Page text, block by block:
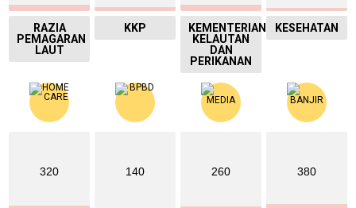
RAZIA
PEMAGARAN
LAUT
KKP
KEMENTERIAN
KELAUTAN
DAN
PERIKANAN
KESEHATAN
320 140 260 380